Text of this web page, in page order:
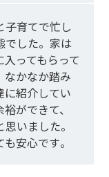
子育てで忙し
でした。家は
ってもらって
なかなか踏み
に紹介してい
裕ができて、
いました。
も安心です。